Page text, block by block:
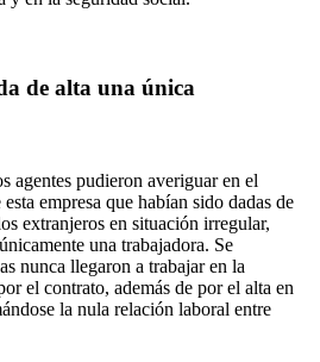
de alta una única
agentes pudieron averiguar en el
empresa que habían sido dadas de
extranjeros en situación irregular,
una trabajadora. Se
nunca llegaron a trabajar en la
el contrato, además de por el alta en
la nula relación laboral entre